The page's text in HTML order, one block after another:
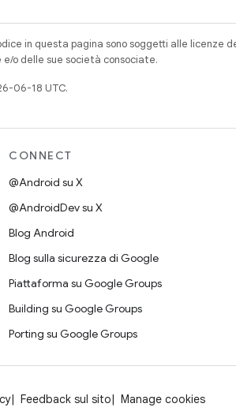
in questa pagina sono soggetti alle licenze
o delle sue società consociate.
06-18 UTC.
CONNECT
@Android su X
@AndroidDev su X
Blog Android
Blog sulla sicurezza di Google
Piattaforma su Google Groups
Building su Google Groups
Porting su Google Groups
Feedback sul sito Manage cookies